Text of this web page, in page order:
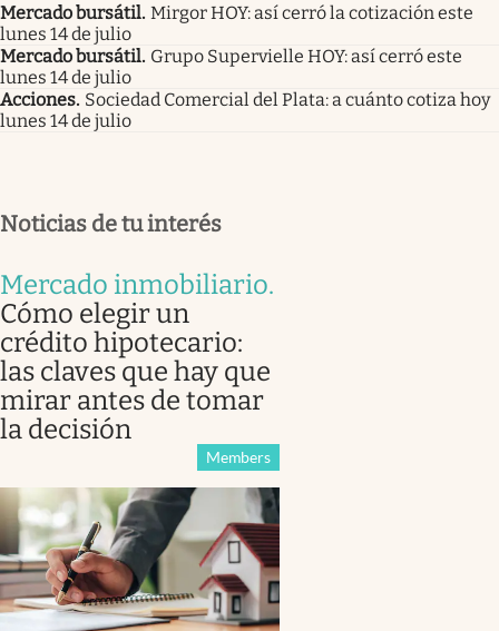
Mercado bursátil. Mirgor HOY: así cerró la cotización este
lunes 14 de julio
Mercado bursátil. Grupo Supervielle HOY: así cerró este
lunes 14 de julio
Acciones. Sociedad Comercial del Plata: a cuánto cotiza hoy
lunes 14 de julio
Noticias de tu interés
Mercado inmobiliario.
Cómo elegir un
crédito hipotecario:
las claves que hay que
mirar antes de tomar
la decisión
Members